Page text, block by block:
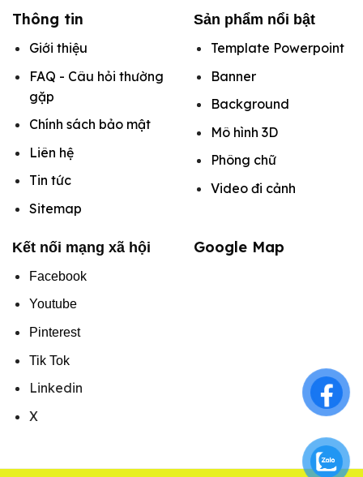
Thông tin
Giới thiệu
FAQ - Câu hỏi thường
gặp
Chính sách bảo mật
Liên hệ
Tin tức
Sitemap
Sản phẩm nổi bật
Template Powerpoint
Banner
Background
Mô hình 3D
Phông chữ
Video đi cảnh
Kết nối mạng xã hội
Facebook
Youtube
Pinterest
Tik Tok
Linkedin
X
Google Map